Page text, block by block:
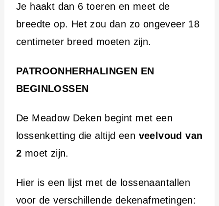
Je haakt dan 6 toeren en meet de
breedte op. Het zou dan zo ongeveer 18
centimeter breed moeten zijn.
PATROONHERHALINGEN EN
BEGINLOSSEN
De Meadow Deken begint met een
lossenketting die altijd een veelvoud van
2 moet zijn.
Hier is een lijst met de lossenaantallen
voor de verschillende dekenafmetingen: